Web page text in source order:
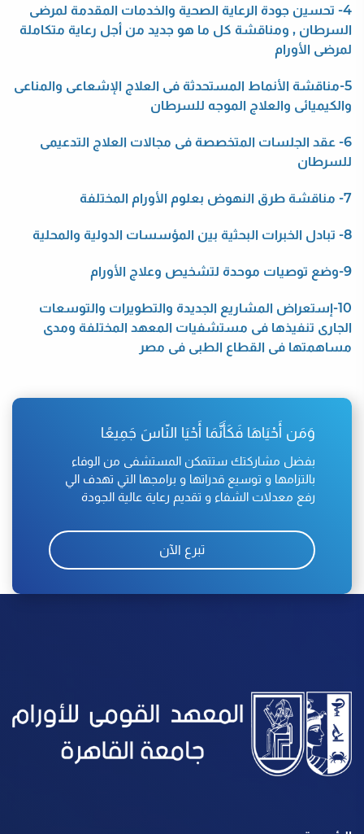
4- تحسين جودة الرعاية الصحية والخدمات المقدمة لمرضى
السرطان , ومناقشة كل ما هو جديد من أجل رعاية متكاملة
لمرضى الأورام
5-مناقشة الأنماط المستحدثة فى العلاج الإشعاعى والمناعى
والكيميائى والعلاج الموجه للسرطان
6- عقد الجلسات المتخصصة فى مجالات العلاج التدعيمى
للسرطان
7- مناقشة طرق النهوض بعلوم الأورام المختلفة
8- تبادل الخبرات البحثية بين المؤسسات الدولية والمحلية
9-وضع توصيات موحدة لتشخيص وعلاج الأورام
10-إستعراض المشاريع الجديدة والتطويرات والتوسعات
الجارى تنفيذها فى مستشفيات المعهد المختلفة ومدى
مساهمتها فى القطاع الطبى فى مصر
وَمَن أَحْيَاهَا فَكَأَنَّمَا أَحْيَا النّاسَ جَمِيعًا
بفضل مشاركتك ستتمكن المستشفى من الوفاء
بالتزامها و توسيع قدراتها و برامجها التي تهدف الي
رفع معدلات الشفاء و تقديم رعاية عالية الجودة
تبرع الآن